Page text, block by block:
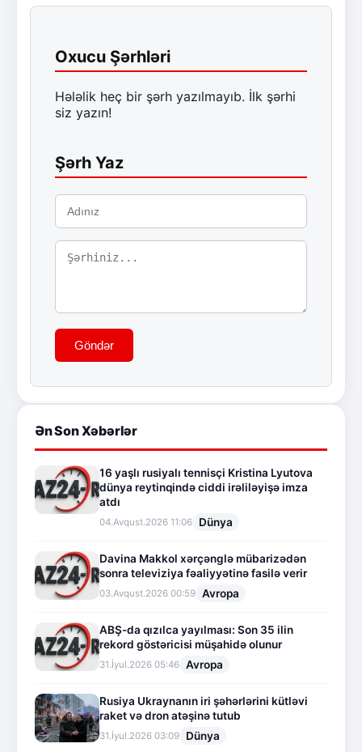
Oxucu Şərhləri
Hələlik heç bir şərh yazılmayıb. İlk şərhi
siz yazın!
Şərh Yaz
Göndər
Ən Son Xəbərlər
16 yaşlı rusiyalı tennisçi Kristina Lyutova
dünya reytinqində ciddi irəliləyişə imza
atdı
04.Avqust.2026 11:06 Dünya
Davina Makkol xərçənglə mübarizədən
sonra televiziya fəaliyyətinə fasilə verir
03.Avqust.2026 00:59 Avropa
ABŞ-da qızılca yayılması: Son 35 ilin
rekord göstəricisi müşahidə olunur
31.İyul.2026 05:46 Avropa
Rusiya Ukraynanın iri şəhərlərini kütləvi
raket və dron atəşinə tutub
31.İyul.2026 03:09 Dünya